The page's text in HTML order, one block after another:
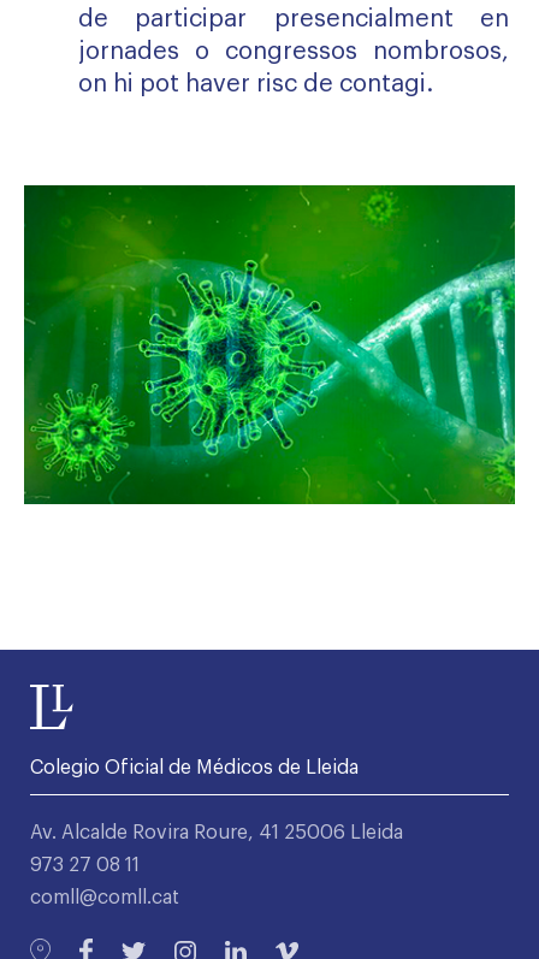
de participar presencialment en
jornades o congressos nombrosos,
on hi pot haver risc de contagi.
Colegio Oficial de Médicos de Lleida
Av. Alcalde Rovira Roure, 41 25006 Lleida
973 27 08 11
comll@comll.cat